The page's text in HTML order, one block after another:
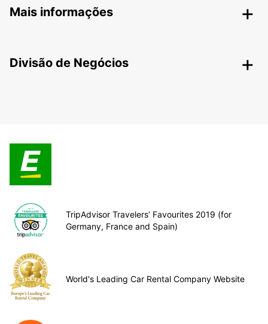
Mais informações
Divisão de Negócios
TripAdvisor Travelers’ Favourites 2019 (for
Germany, France and Spain)
World's Leading Car Rental Company Website